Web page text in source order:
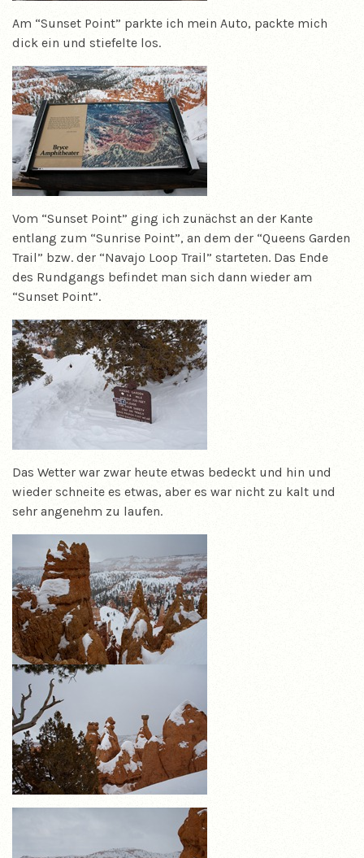
Am “Sunset Point” parkte ich mein Auto, packte mich
dick ein und stiefelte los.
Vom “Sunset Point” ging ich zunächst an der Kante
entlang zum “Sunrise Point”, an dem der “Queens Garden
Trail” bzw. der “Navajo Loop Trail” starteten. Das Ende
des Rundgangs befindet man sich dann wieder am
“Sunset Point”.
Das Wetter war zwar heute etwas bedeckt und hin und
wieder schneite es etwas, aber es war nicht zu kalt und
sehr angenehm zu laufen.